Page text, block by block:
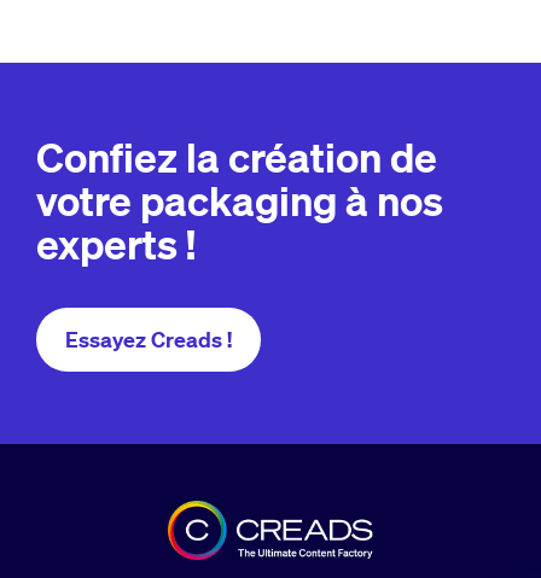
Confiez la création de
votre packaging à nos
experts !
Essayez Creads !